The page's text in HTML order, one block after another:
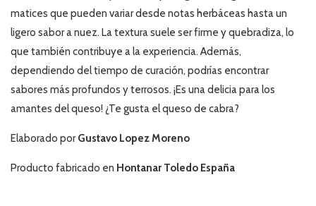
matices que pueden variar desde notas herbáceas hasta un
ligero sabor a nuez. La textura suele ser firme y quebradiza, lo
que también contribuye a la experiencia. Además,
dependiendo del tiempo de curación, podrías encontrar
sabores más profundos y terrosos. ¡Es una delicia para los
amantes del queso! ¿Te gusta el queso de cabra?
Elaborado porGustavo Lopez Moreno
Producto fabricado en Hontanar Toledo España